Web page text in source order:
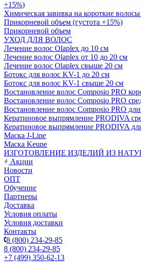
+15%)
Химическая завивка на короткие
Прикорневой объем (густота +15%)
Прикорневой объем
УХОД ДЛЯ ВОЛОС
Лечение волос Olapleх до 10 см
Лечение волос Olapleх от 10 до 20 см
Лечение волос Olapleх свыше 20 см
Ботокс для волос KV-1 до 20 см
Ботокс для волос KV-1 свыше 20 см
Востановление волос Composio PRO
Востановление волос Composio PRO
Востановление волос Composio PRO
Кератиновое выпрямление PRODIVA
Кератиновое выпрямление PRODIVA
Маска J-Line
Маска Keune
ИЗГОТОВЛЕНИЕ ИЗДЕЛИЙ ИЗ
Акции
Новости
ОПТ
Обучение
Партнеры
Доставка
Условия оплаты
Условия доставки
Контакты
8 (800) 234-29-85
8 (800) 234-29-85
+7 (499) 350-62-13